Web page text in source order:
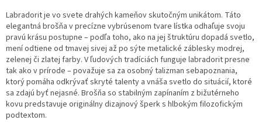
Labradorit je vo svete drahých kameňov skutočným unikátom. Táto
elegantná brošňa v precízne vybrúsenom tvare lístka odhaľuje svoju
pravú krásu postupne – podľa toho, ako na jej štruktúru dopadá svetlo,
mení odtiene od tmavej sivej až po sýte metalické záblesky modrej,
zelenej či zlatej farby. V ľudových tradíciách funguje labradorit presne
tak ako v prírode – považuje sa za osobný talizman sebapoznania,
ktorý pomáha odkrývať skryté talenty a vnáša svetlo do situácií, ktoré
sa zdajú byť nejasné. Brošňa so stabilným zapínaním z bižutérneho
kovu predstavuje originálny dizajnový šperk s hlbokým filozofickým
podtextom.